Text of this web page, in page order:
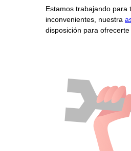
Estamos trabajando para
inconvenientes, nuestra
disposición para